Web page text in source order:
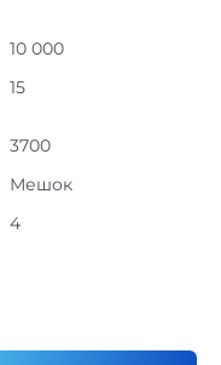
10 000
15
3700
Мешок
4